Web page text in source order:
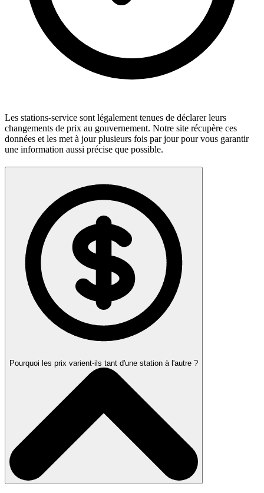
Les stations-service sont légalement tenues de déclarer leurs
changements de prix au gouvernement. Notre site récupère ces
données et les met à jour plusieurs fois par jour pour vous garantir
une information aussi précise que possible.
Pourquoi les prix varient-ils tant d'une station à l'autre ?